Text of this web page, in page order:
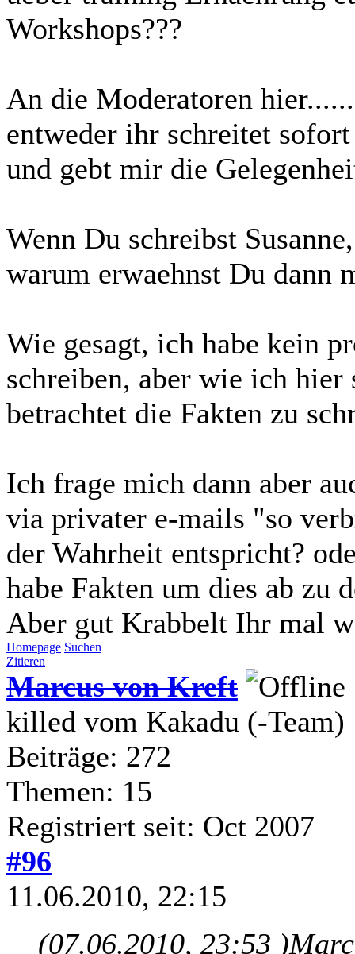
Workshops???
An die Moderatoren
entweder ihr schreitet
und gebt mir die
Wenn Du schreibst
warum erwaehnst Du dann
Wie gesagt, ich habe kein
schreiben, aber wie ich
betrachtet die Fakten zu
Ich frage mich dann aber
via privater e-mails "so
der Wahrheit entspricht?
habe Fakten um dies ab zu
Aber gut Krabbelt Ihr mal
Homepage Suchen
Zitieren
Marcus von Kreft
killed vom Kakadu (-Team)
Beiträge: 272
Themen: 15
Registriert seit: Oct 2007
#96
11.06.2010, 22:15
(07.06.2010, 23:53 )